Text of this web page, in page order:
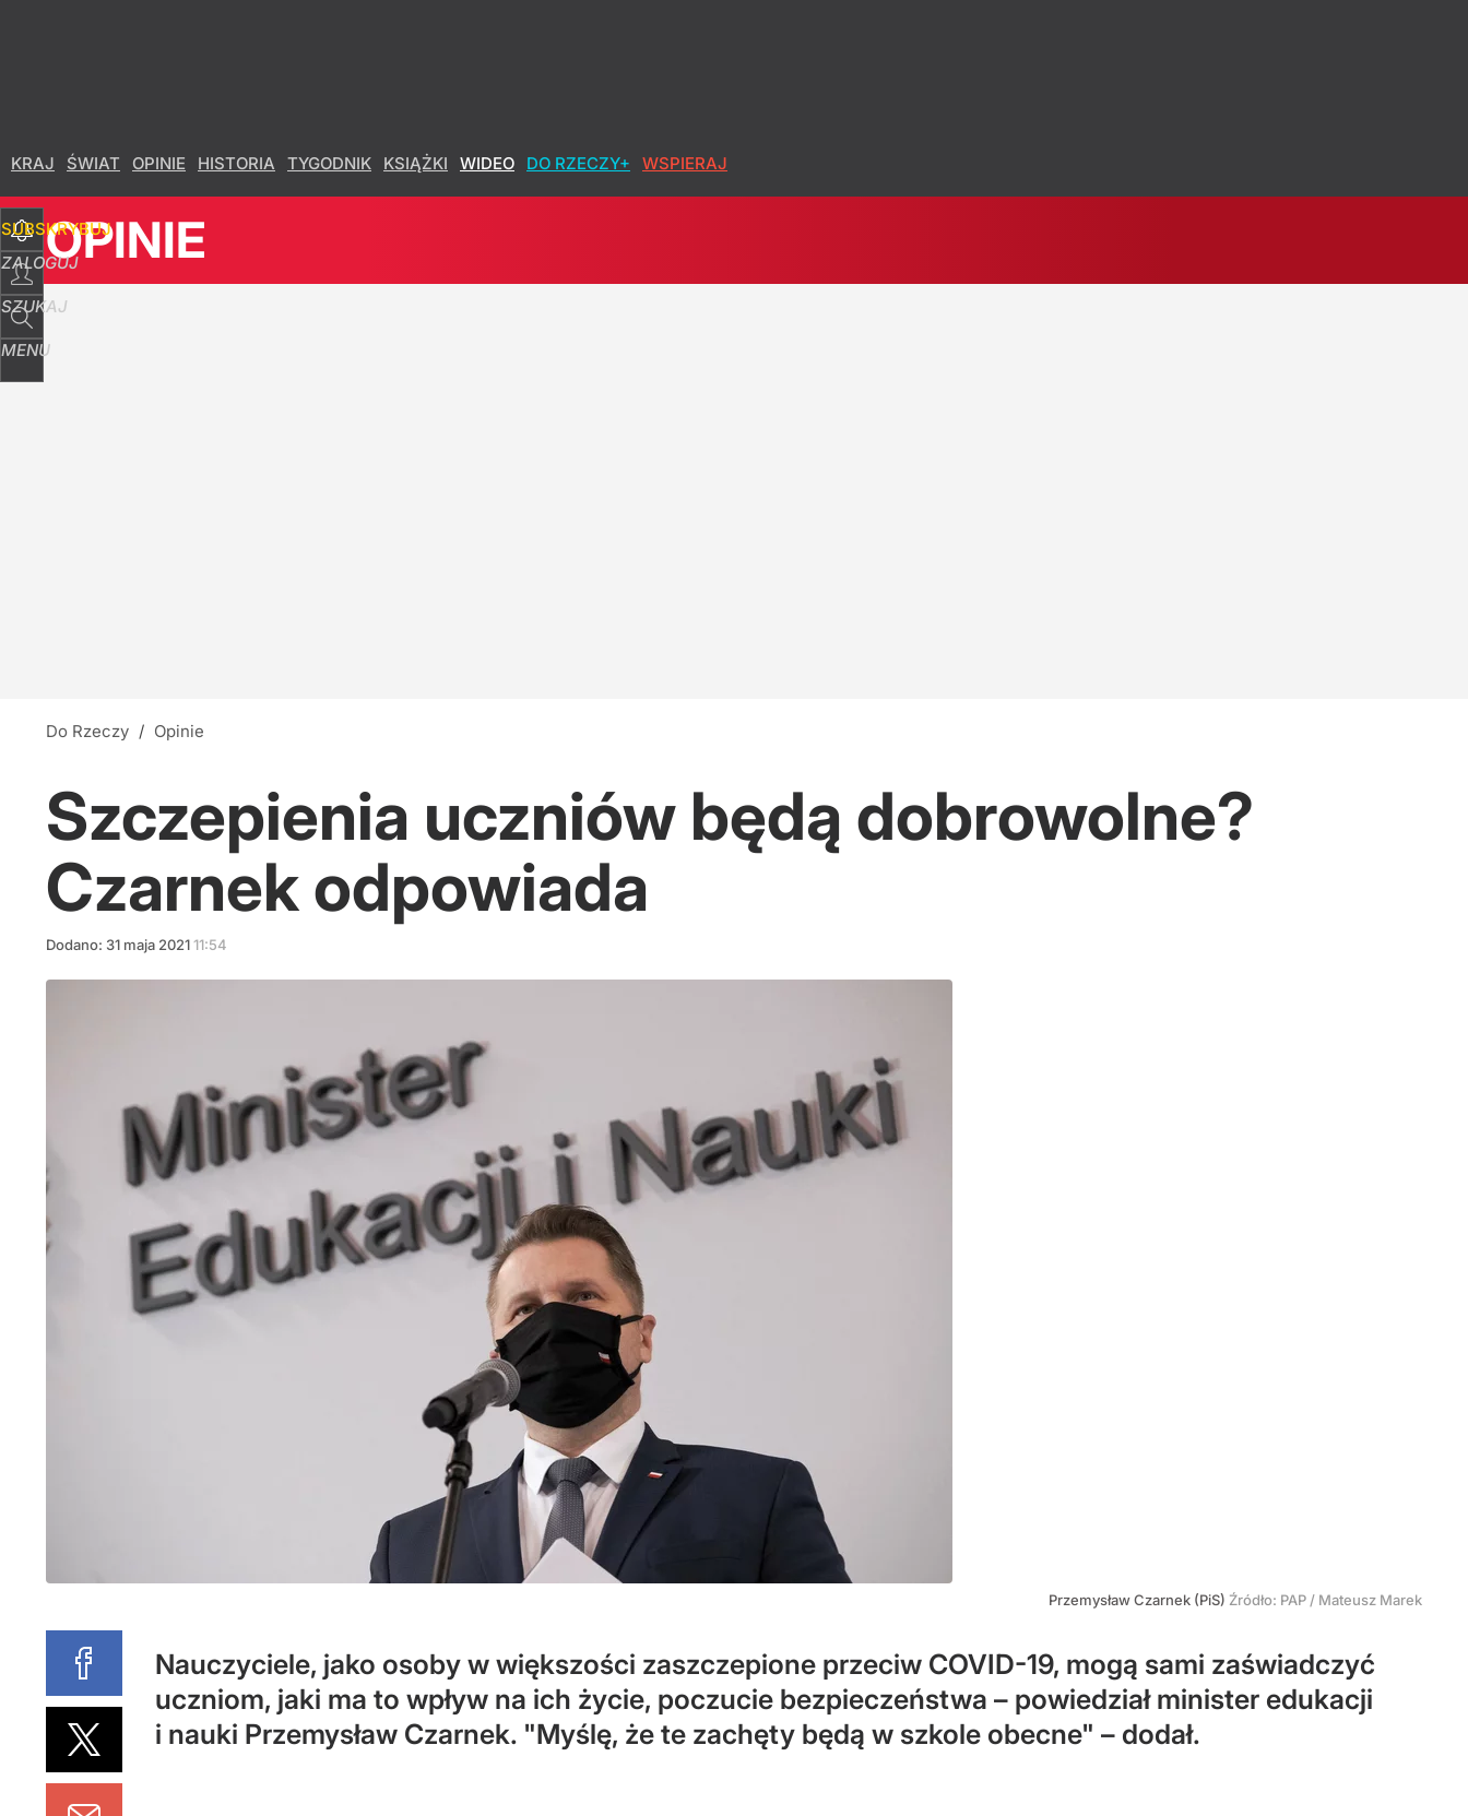
KRAJ ŚWIAT OPINIE HISTORIA TYGODNIK KSIĄŻKI WIDEO DO RZECZY+ WSPIERAJ
SUBSKRYBUJ
ZALOGUJ
SZUKAJ
MENU
OPINIE
Do Rzeczy / Opinie
Szczepienia uczniów będą dobrowolne?
Czarnek odpowiada
Dodano: 31 maja 202111:54
Przemysław Czarnek (PiS) Źródło: PAP / Mateusz Marek
Nauczyciele, jako osoby w większości zaszczepione przeciw COVID-19, mogą sami zaświadczyć
uczniom, jaki ma to wpływ na ich życie, poczucie bezpieczeństwa – powiedział minister edukacji
i nauki Przemysław Czarnek. "Myślę, że te zachęty będą w szkole obecne" – dodał.